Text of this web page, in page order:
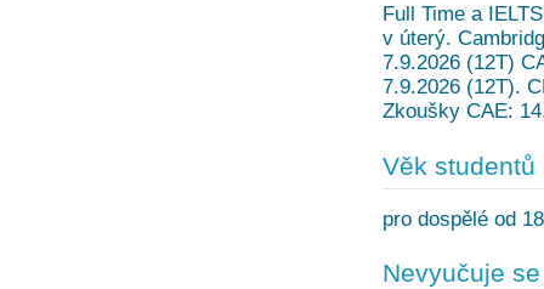
Full Time a
v úterý.
7.9.2026 (12T)
7.9.2026 (12T).
Zkoušky CAE:
Věk studentů
pro dospělé od
Nevyučuje se